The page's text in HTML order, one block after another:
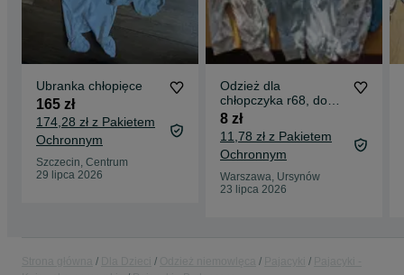
Ubranka chłopięce
165 zł
174,28 zł z Pakietem
Ochronnym
Szczecin, Centrum
29 lipca 2026
Odzież dla
chłopczyka r68, dobry
stan
8 zł
11,78 zł z Pakietem
Ochronnym
Warszawa, Ursynów
23 lipca 2026